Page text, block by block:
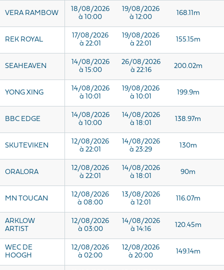
VERA RAMBOW
18/08/2026
à 10:00
19/08/2026
à 12:00
168.11m
REK ROYAL
17/08/2026
à 22:01
19/08/2026
à 22:01
155.15m
SEAHEAVEN
14/08/2026
à 15:00
26/08/2026
à 22:16
200.02m
YONG XING
14/08/2026
à 10:01
19/08/2026
à 10:01
199.9m
BBC EDGE
14/08/2026
à 10:00
14/08/2026
à 18:01
138.97m
SKUTEVIKEN
12/08/2026
à 22:01
14/08/2026
à 23:29
130m
ORALORA
12/08/2026
à 22:01
14/08/2026
à 18:01
90m
MN TOUCAN
12/08/2026
à 08:00
13/08/2026
à 12:01
116.07m
ARKLOW
ARTIST
12/08/2026
à 03:00
14/08/2026
à 14:16
120.45m
WEC DE
HOOGH
12/08/2026
à 02:00
12/08/2026
à 20:00
149.14m